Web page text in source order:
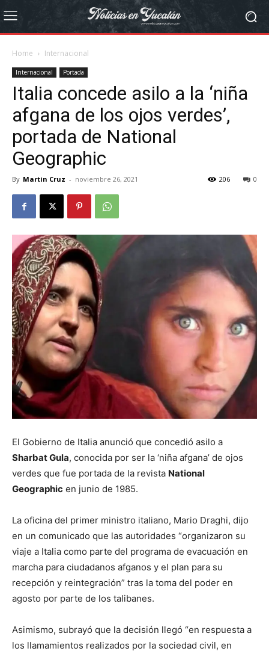
Home Internacional
Internacional Portada
Italia concede asilo a la ‘niña
afgana de los ojos verdes’,
portada de National
Geographic
By Martin Cruz - noviembre 26, 2021 0
206
El Gobierno de Italia anunció que concedió asilo a
Sharbat Gula, conocida por ser la ‘niña afgana’ de ojos
verdes que fue portada de la revista National
Geographic en junio de 1985.
La oficina del primer ministro italiano, Mario Draghi, dijo
en un comunicado que las autoridades “organizaron su
viaje a Italia como parte del programa de evacuación en
marcha para ciudadanos afganos y el plan para su
recepción y reintegración” tras la toma del poder en
agosto por parte de los talibanes.
Asimismo, subrayó que la decisión llegó “en respuesta a
los llamamientos realizados por la sociedad civil, en